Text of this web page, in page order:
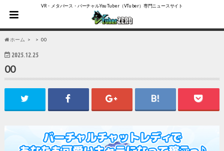
VR・メタバース・バーチャルYouTuber（VTuber）専門ニュースサイト
ホーム 00
2025.12.25
00